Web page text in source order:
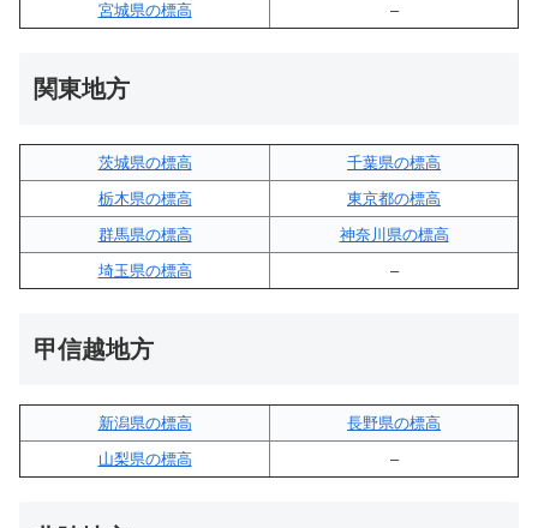
宮城県の標高
–
関東地方
茨城県の標高
千葉県の標高
栃木県の標高
東京都の標高
群馬県の標高
神奈川県の標高
埼玉県の標高
–
甲信越地方
新潟県の標高
長野県の標高
山梨県の標高
–